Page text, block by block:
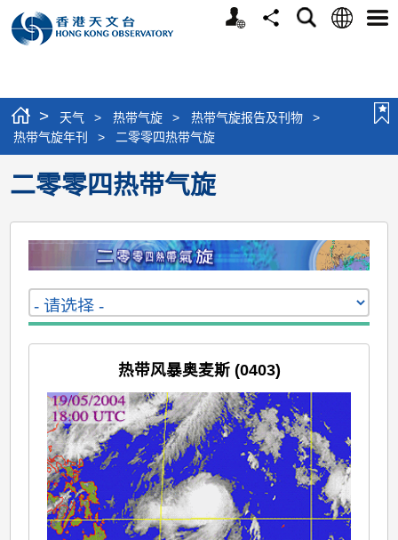
个
分
搜
语
选
> 天气 > 热带气旋 > 热带气旋报告及刊物
>
热带气旋年刊
> 二零零四热带气旋
二零零四热带气旋
热带风暴奥麦斯 (0403)